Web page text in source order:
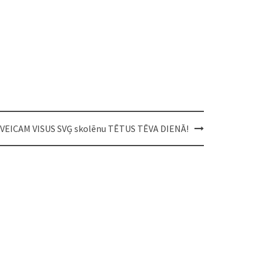
VISUS SVĢ skolēnu TĒTUS TĒVA DIENĀ!